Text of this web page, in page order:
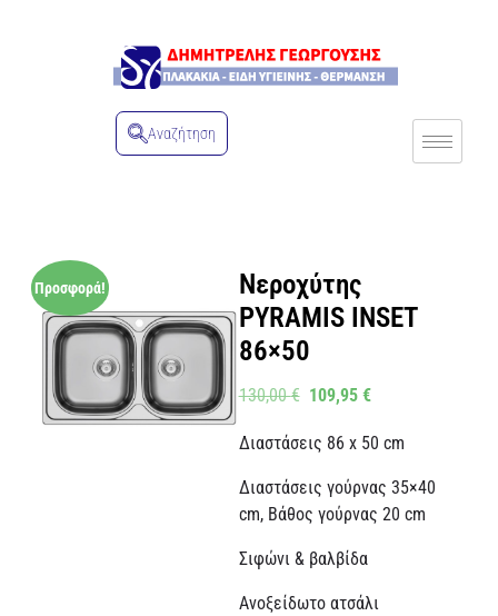
Αναζήτηση
Προσφορά!
Νεροχύτης
PYRAMIS INSET
86×50
130,00€ 109,95€
Διαστάσεις 86 x 50 cm
Διαστάσεις γούρνας 35×40
cm, Βάθος γούρνας 20 cm
Σιφώνι & βαλβίδα
Ανοξείδωτο ατσάλι